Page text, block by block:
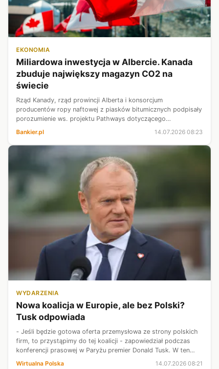
EKONOMIA
Miliardowa inwestycja w Albercie. Kanada
zbuduje największy magazyn CO2 na
świecie
Rząd Kanady, rząd prowincji Alberta i konsorcjum
producentów ropy naftowej z piasków bitumicznych podpisały
porozumienie ws. projektu Pathways dotyczącego
magazynowania CO2 - poinformowało w poniedziałek
konsorcjum. Ma to być największy taki projekt ...
Bankier.pl 14.07.2026 08:23
WYDARZENIA
Nowa koalicja w Europie, ale bez Polski?
Tusk odpowiada
- Jeśli będzie gotowa oferta przemysłowa ze strony polskich
firm, to przystąpimy do tej koalicji - zapowiedział podczas
konferencji prasowej w Paryżu premier Donald Tusk. W ten
Wirtualna Polska 14.07.2026 08:21